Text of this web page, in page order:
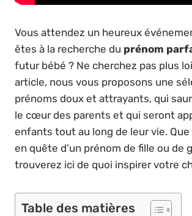
Vous attendez un heureux
êtes à la recherche du prénom
futur bébé ? Ne cherchez pas plus
article, nous vous proposons une
prénoms doux et attrayants, qui
le cœur des parents et qui seront
enfants tout au long de leur vie.
en quête d’un prénom de fille ou de
trouverez ici de quoi inspirer votre
Table des matières